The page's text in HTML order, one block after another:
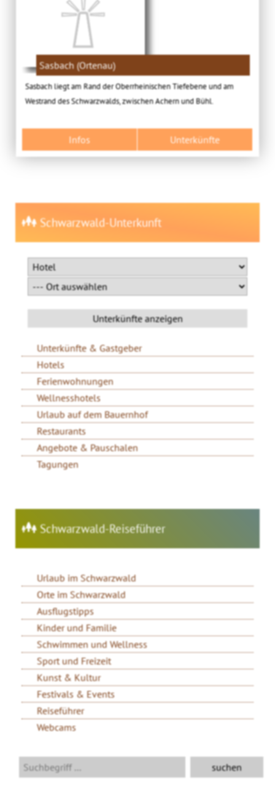
Sasbach (Ortenau)
Sasbach liegt am Rand der Oberrheinischen Tiefebene und am
Westrand des Schwarzwalds, zwischen Achern und Bühl.
Infos Unterkünfte
Schwarzwald-Unterkunft
Unterkünfte & Gastgeber
Hotels
Ferienwohnungen
Wellnesshotels
Urlaub auf dem Bauernhof
Restaurants
Angebote & Pauschalen
Tagungen
Schwarzwald-Reiseführer
Urlaub im Schwarzwald
Orte im Schwarzwald
Ausflugstipps
Kinder und Familie
Schwimmen und Wellness
Sport und Freizeit
Kunst & Kultur
Festivals & Events
Reiseführer
Webcams